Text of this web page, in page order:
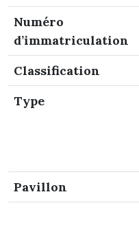
Numéro
d’immatriculation
Classification
Type
Pavillon